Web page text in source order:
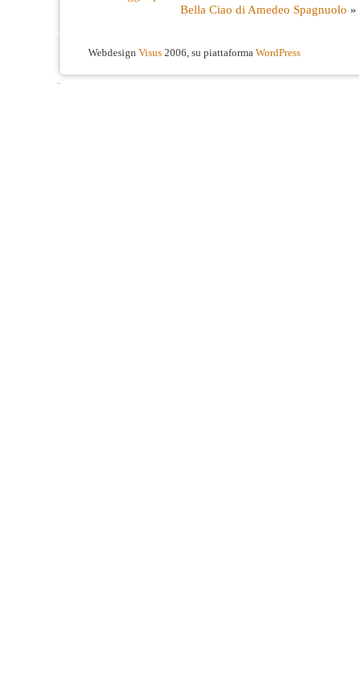
Bella Ciao di Amedeo Spagnuolo »
Webdesign Visus 2006, su piattaforma WordPress